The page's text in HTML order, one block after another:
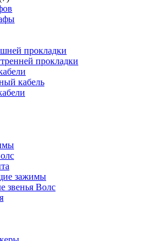
прокладки
прокладки
кабель
зажимы
звенья Волс